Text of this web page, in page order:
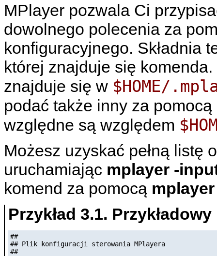
MPlayer pozwala Ci
dowolnego polecenia za
konfiguracyjnego. Składnia
której znajduje się
znajduje się w $HOME/
podać także inny za
względne są względem
Możesz uzyskać pełną listę
uruchamiając mplayer -
komend za pomocą
Przykład 3.1.
##
## Plik konfiguracji sterowania MPlayera
##